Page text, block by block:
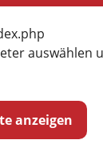
auswählen
anzeigen